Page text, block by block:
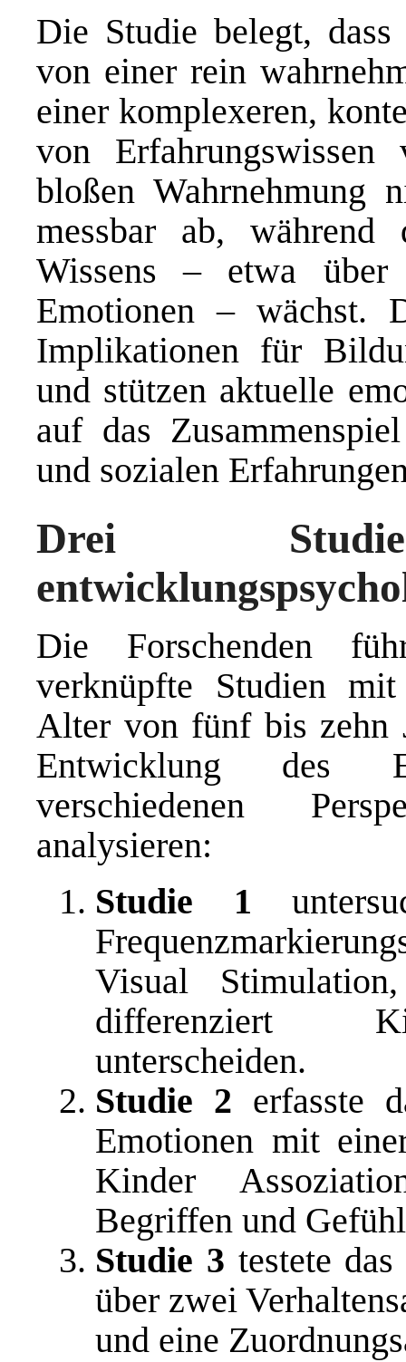
Die Studie belegt, dass
von einer rein
einer komplexeren,
von
bloßen
messbar ab,
Wissens – etwa über
Emotionen – wächst.
Implikationen für
und stützen aktuelle
auf das
und sozialen
Drei
Die Forschenden
verknüpfte Studien
Alter von fünf bis zehn
Entwicklung des
verschiedenen
analysieren:
Studie 1
Visual
differenziert
unterscheiden.
Studie 2 erfasste
Emotionen mit
Kinder
Begriffen und
Studie 3 testete
über zwei
und eine